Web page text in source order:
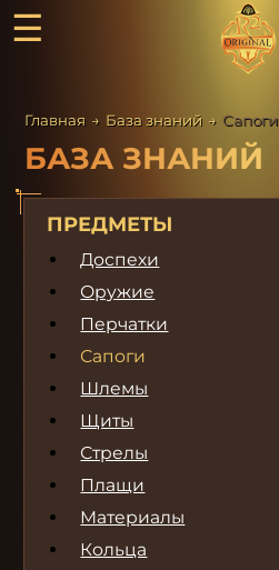
☰
Главная → База знаний → Сапоги
БАЗА ЗНАНИЙ
ПРЕДМЕТЫ
Доспехи
Оружие
Перчатки
Сапоги
Шлемы
Щиты
Стрелы
Плащи
Материалы
Кольца